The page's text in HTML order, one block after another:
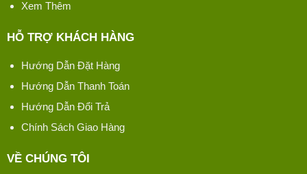
Xem Thêm
HỖ TRỢ KHÁCH HÀNG
Hướng Dẫn Đặt Hàng
Hướng Dẫn Thanh Toán
Hướng Dẫn Đổi Trả
Chính Sách Giao Hàng
VỀ CHÚNG TÔI